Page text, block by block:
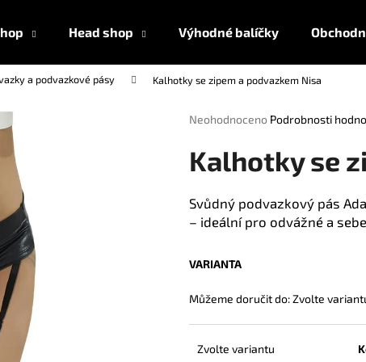
Head shop Výhodné balíčky
a podvazkové pásy Kalhotky se zipem a podvazkem Nisa
Průměrné
produktu
je
5
hvězdiček.
Neohodnoceno Podrobnosti
Kalhotky se
Svůdný podvazkový pás
– ideální pro odvážné a
VARIANTA
Můžeme doručit do:Zvolte
Zvolte variantu
Co potřebujete najít?
HLEDAT
TITANIUM POPPERS 24 ML
AMSTERDAM